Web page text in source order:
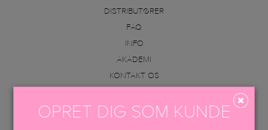
DISTRIBUTØRER
FAQ
INFO
AKADEMI
KONTAKT OS
OPRET DIG SOM KUNDE